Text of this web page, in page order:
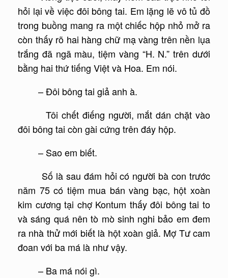
hỏi lại về việc đôi bông tai. Em lặng lẽ vô tủ đồ
trong buồng mang ra một chiếc hộp nhỏ mở ra
còn thấy rõ hai hàng chữ mạ vàng trên nền lụa
trắng đã ngã màu, tiệm vàng “H. N.” trên dưới
bằng hai thứ tiếng Việt và Hoa. Em nói.
– Đôi bông tai giả anh à.
Tôi chết điếng người, mắt dán chặt vào
đôi bông tai còn gài cứng trên đáy hộp.
– Sao em biết.
Số là sau đám hỏi có người bà con trước
năm 75 có tiệm mua bán vàng bạc, hột xoàn
kim cương tại chợ Kontum thấy đôi bông tai to
và sáng quá nên tò mò sinh nghi bảo em đem
ra nhà thử mới biết là hột xoàn giả. Mợ Tư cam
đoan với ba má là như vậy.
– Ba má nói gì.